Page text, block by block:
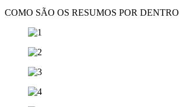
COMO SÃO OS RESUMOS POR DENTRO